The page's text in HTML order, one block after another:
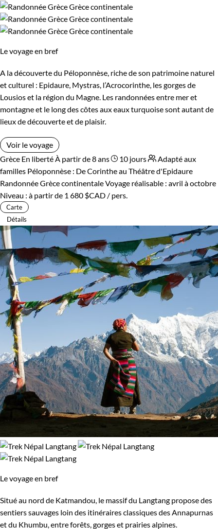
Le voyage en bref
A la découverte du Péloponnèse, riche de son patrimoine naturel
et culturel : Epidaure, Mystras, l’Acrocorinthe, les gorges de
Lousios et la région du Magne. Les randonnées entre mer et
montagne et le long des côtes aux eaux turquoise sont autant de
lieux de découverte et de plaisir.
Voir le voyage
Grèce En liberté À partir de 8 ans 10 jours
Adapté aux
familles Péloponnèse : De Corinthe au Théâtre d'Epidaure
Randonnée Grèce continentaleVoyage réalisable : avril à octobre
Niveau : à partir de 1 680 $CAD / pers.
Carte
Détails
Le voyage en bref
Situé au nord de Katmandou, le massif du Langtang propose des
sentiers sauvages loin des itinéraires classiques des Annapurnas
et du Khumbu, entre forêts, gorges et prairies alpines.